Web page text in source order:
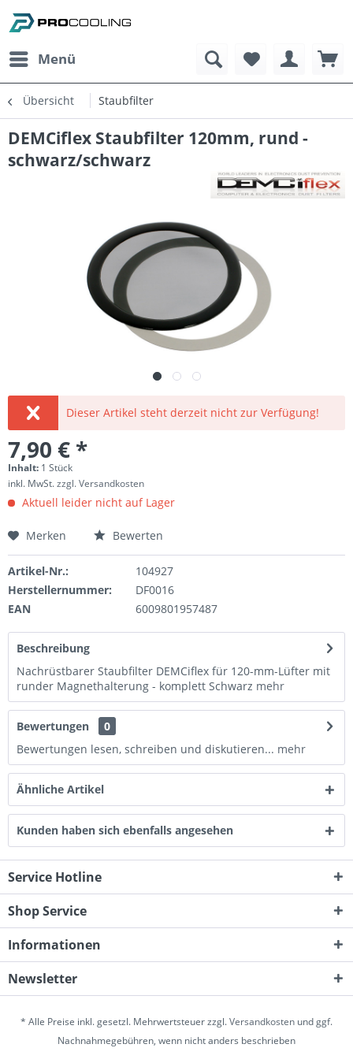
Menü
Übersicht Staubfilter
DEMCiflex Staubfilter 120mm, rund -
schwarz/schwarz
Dieser Artikel steht derzeit nicht zur Verfügung!
7,90 € *
Inhalt: 1 Stück
inkl. MwSt.zzgl. Versandkosten
Aktuell leider nicht auf Lager
Merken Bewerten
Artikel-Nr.:
104927
Herstellernummer:
DF0016
EAN
6009801957487
Beschreibung
Nachrüstbarer Staubfilter DEMCiflex für 120-mm-Lüfter mit
runder Magnethalterung - komplett Schwarz mehr
Bewertungen
0
Bewertungen lesen, schreiben und diskutieren... mehr
Ähnliche Artikel
Kunden haben sich ebenfalls angesehen
Service Hotline
Shop Service
Informationen
Newsletter
* Alle Preise inkl. gesetzl. Mehrwertsteuer zzgl.Versandkosten und ggf.
Nachnahmegebühren, wenn nicht anders beschrieben